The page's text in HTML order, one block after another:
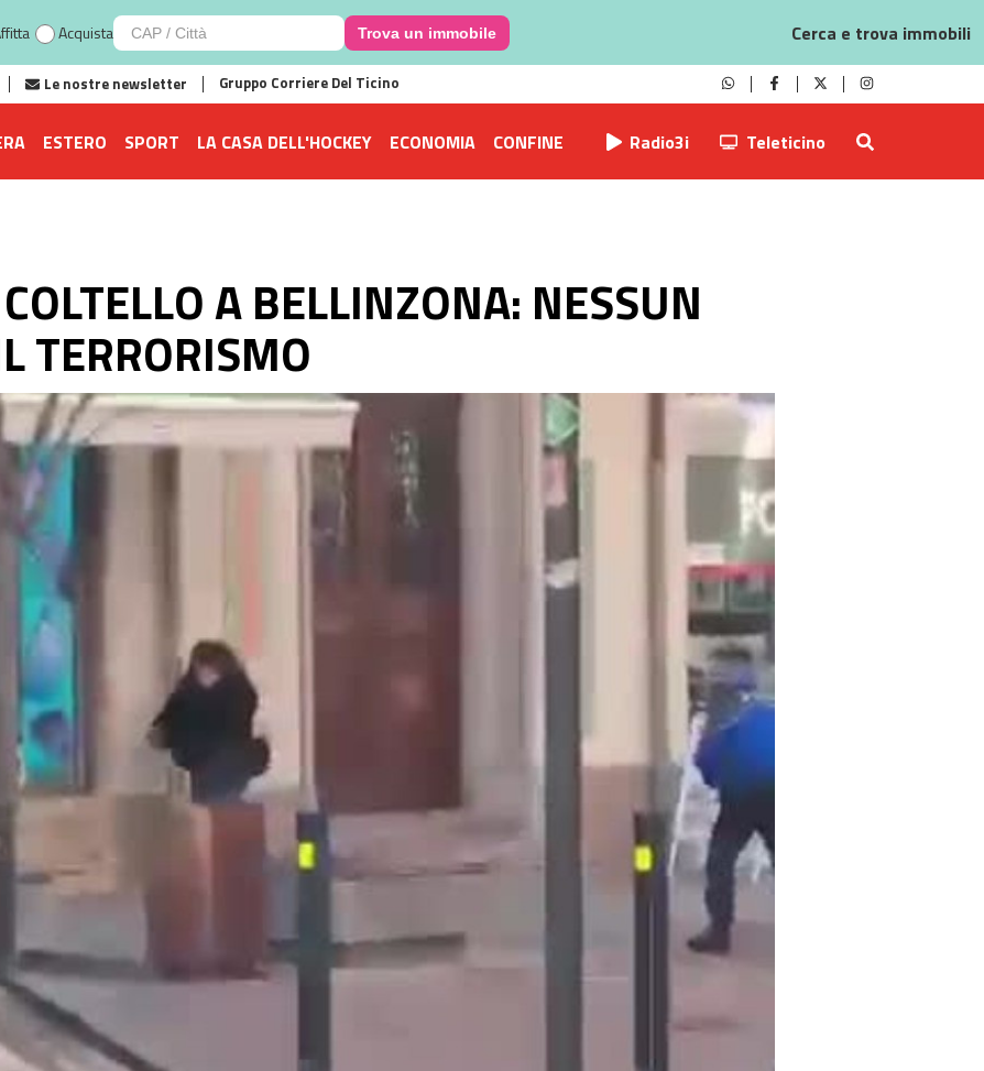
Acquista Trova un immobile Cerca e trova immobili
Le nostre newsletter Gruppo Corriere Del Ticino
ESTERO SPORT LA CASA DELL'HOCKEY ECONOMIA CONFINE Radio3i Teleticino
A BELLINZONA: NESSUN
TERRORISMO